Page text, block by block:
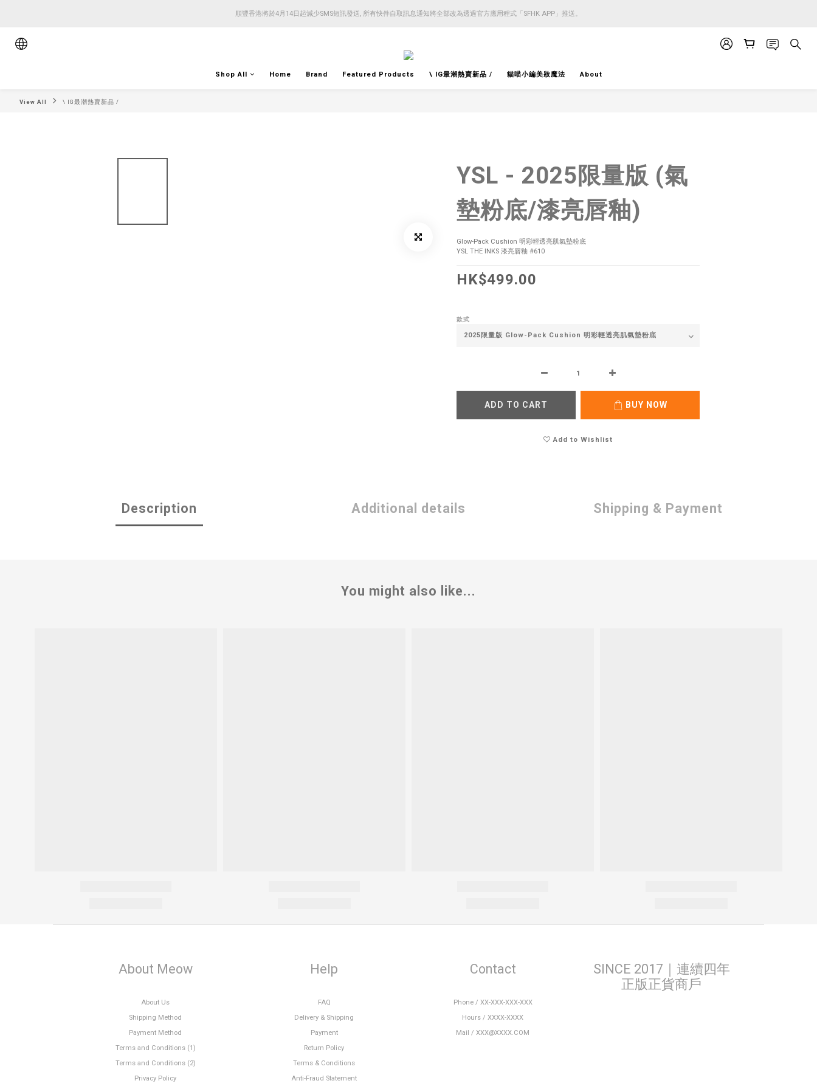
順豐香港將於4月14日起減少SMS短訊發送, 所有快件自取訊息通知將全部改為透過官方應用程式「SFHK APP」推送。
順豐香港將於4月14日起減少SMS短訊發送, 所有快件自取訊息通知將全部改為透過官方應用程式「SFHK APP」推送。
Shop All Home Brand Featured Products \ IG最潮熱賣新品 / 貓喵小編美妝魔法 About
View All \ IG最潮熱賣新品 /
YSL - 2025限量版 (氣
墊粉底/漆亮唇釉)
Glow-Pack Cushion 明彩輕透亮肌氣墊粉底
YSL THE INKS 漆亮唇釉 #610
HK$499.00
款式
ADD TO CART BUY NOW
Add to Wishlist
Description Additional details Shipping & Payment
You might also like...
About Meow
About Us
Shipping Method
Payment Method
Terms and Conditions (1)
Terms and Conditions (2)
Privacy Policy
Help
FAQ
Delivery & Shipping
Payment
Return Policy
Terms & Conditions
Anti-Fraud Statement
Contact
Phone / XX-XXX-XXX-XXX
Hours / XXXX-XXXX
Mail / XXX@XXXX.COM
SINCE 2017｜連續四年
正版正貨商戶